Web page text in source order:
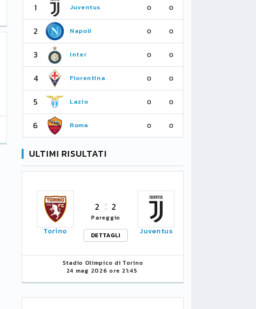
1 Juventus 0 0
2 Napoli 0 0
3 Inter 0 0
4 Fiorentina 0 0
5 Lazio 0 0
6 Roma 0 0
ULTIMI RISULTATI
Torino
2 2
Pareggio
DETTAGLI
Juventus
Stadio Olimpico di Torino
24 mag 2026 ore 21:45